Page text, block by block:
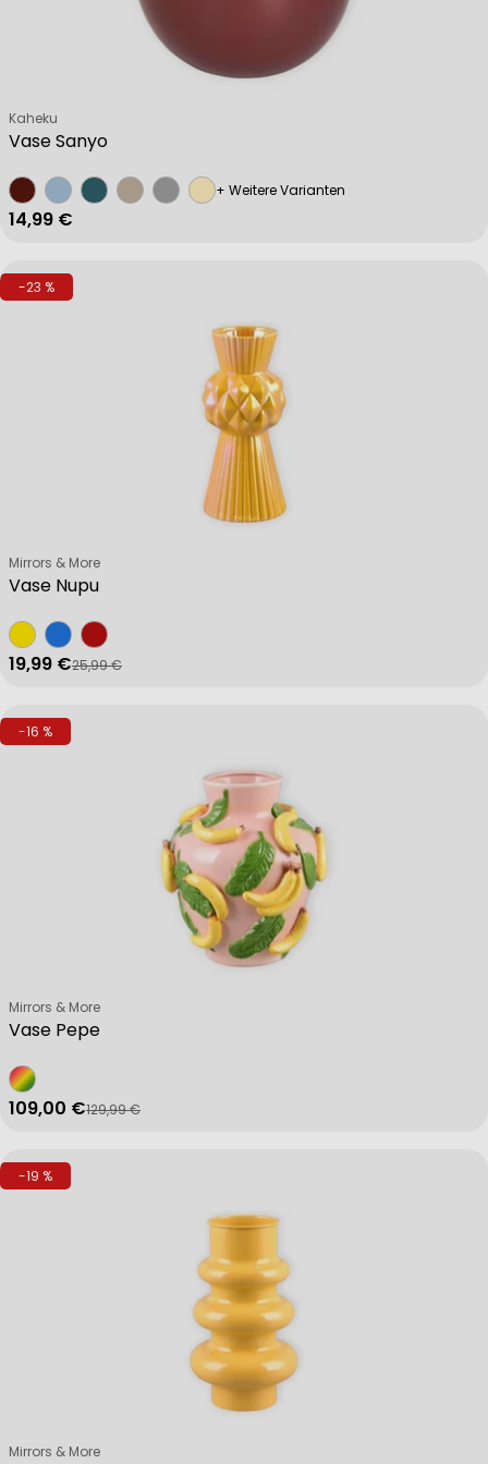
Vase Sanyo
Verkäufer:
Kaheku
+ Weitere Varianten
Regulärer Preis
14,99 €
-23 %
Vase Nupu
Verkäufer:
Mirrors & More
Verkaufspreis
19,99 €
Regulärer Preis
25,99 €
-16 %
Vase Pepe
Verkäufer:
Mirrors & More
Verkaufspreis
109,00 €
Regulärer Preis
129,99 €
-19 %
Verkäufer:
Mirrors & More